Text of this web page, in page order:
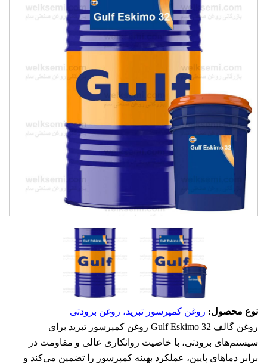
نوع محصول: روغن کمپرسور تبرید، روغن برودتی
روغن گالف Gulf Eskimo 32 روغن کمپرسور تبرید برای
سیستم‌های برودتی، با خاصیت روانکاری عالی و مقاومت در
برابر دماهای پایین، عملکرد بهینه کمپرسور را تضمین می‌کند و